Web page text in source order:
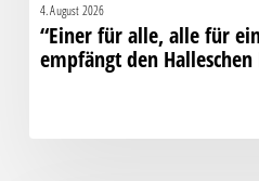
4. August 2026
“Einer für alle, alle für
empfängt den Halleschen